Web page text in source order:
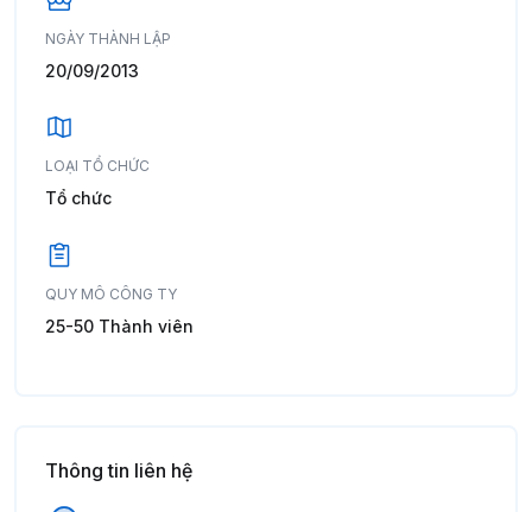
NGÀY THÀNH LẬP
20/09/2013
LOẠI TỔ CHỨC
Tổ chức
QUY MÔ CÔNG TY
25-50 Thành viên
Thông tin liên hệ